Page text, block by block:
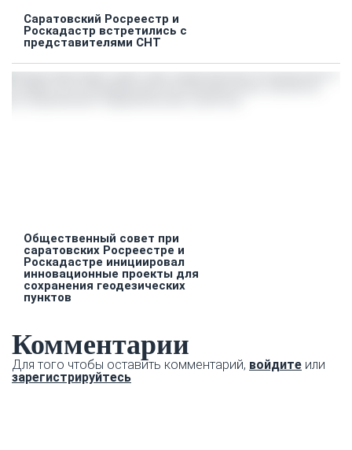
Саратовский Росреестр и
Роскадастр встретились с
представителями СНТ
Общественный совет при
саратовских Росреестре и
Роскадастре инициировал
инновационные проекты для
сохранения геодезических
пунктов
Комментарии
Для того чтобы оставить комментарий, войдите или
зарегистрируйтесь